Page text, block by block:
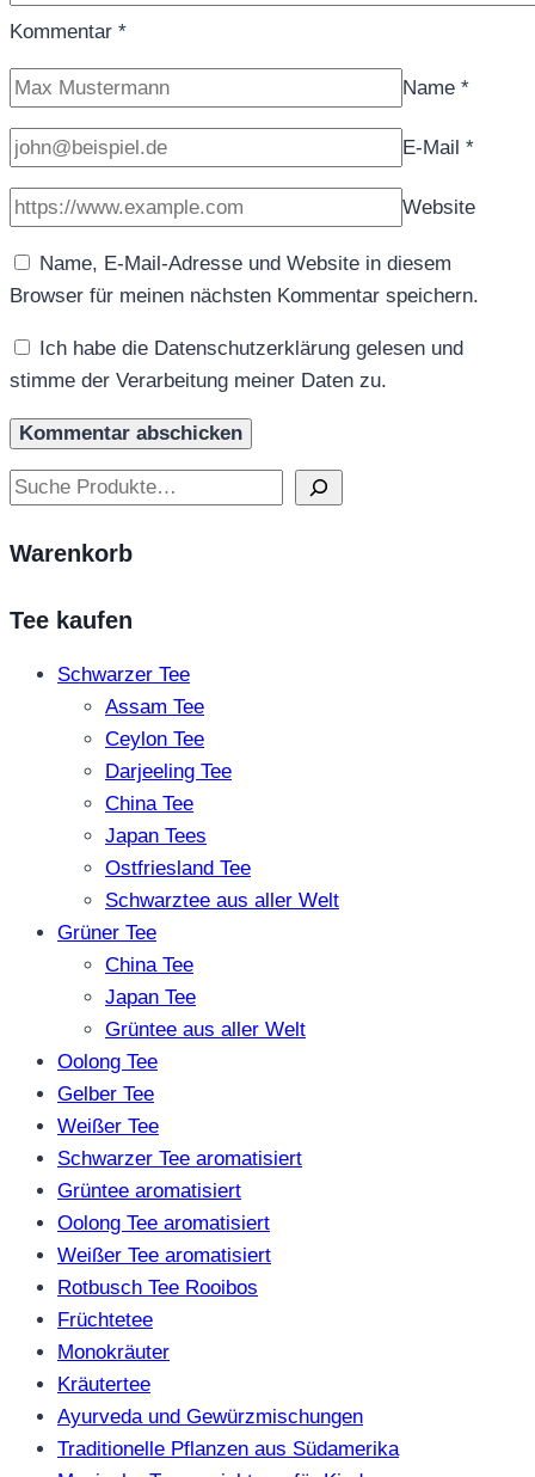
Kommentar *
Name *
E-Mail *
Website
Name, E-Mail-Adresse und Website in diesem
Browser für meinen nächsten Kommentar speichern.
Ich habe die Datenschutzerklärung gelesen und
stimme der Verarbeitung meiner Daten zu.
Suchen
Warenkorb
Tee kaufen
Schwarzer Tee
Assam Tee
Ceylon Tee
Darjeeling Tee
China Tee
Japan Tees
Ostfriesland Tee
Schwarztee aus aller Welt
Grüner Tee
China Tee
Japan Tee
Grüntee aus aller Welt
Oolong Tee
Gelber Tee
Weißer Tee
Schwarzer Tee aromatisiert
Grüntee aromatisiert
Oolong Tee aromatisiert
Weißer Tee aromatisiert
Rotbusch Tee Rooibos
Früchtetee
Monokräuter
Kräutertee
Ayurveda und Gewürzmischungen
Traditionelle Pflanzen aus Südamerika